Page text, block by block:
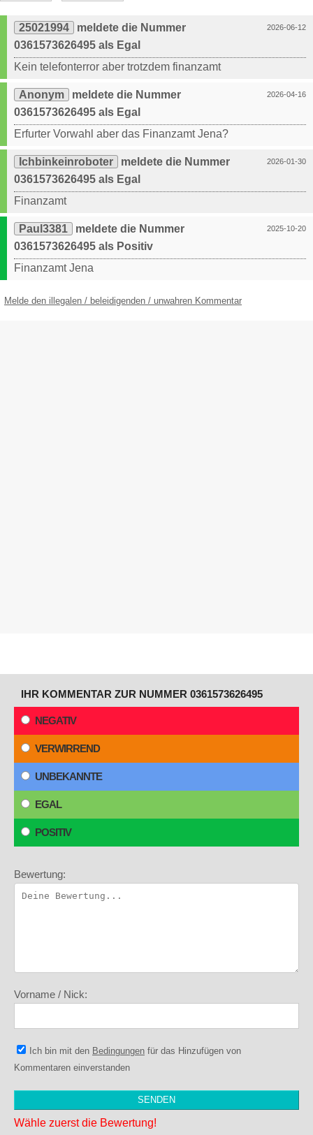
2026-06-12
25021994
meldete die Nummer
0361573626495 als Egal
Kein telefonterror aber trotzdem finanzamt
2026-04-16
Anonym
meldete die Nummer
0361573626495 als Egal
Erfurter Vorwahl aber das Finanzamt Jena?
2026-01-30
Ichbinkeinroboter
meldete die Nummer
0361573626495 als Egal
Finanzamt
2025-10-20
Paul3381
meldete die Nummer
0361573626495 als Positiv
Finanzamt Jena
Melde den illegalen / beleidigenden / unwahren Kommentar
IHR KOMMENTAR ZUR NUMMER 0361573626495
NEGATIV
VERWIRREND
UNBEKANNTE
EGAL
POSITIV
Bewertung:
Vorname / Nick:
Ich bin mit den Bedingungen für das Hinzufügen von
Kommentaren einverstanden
Wähle zuerst die Bewertung!